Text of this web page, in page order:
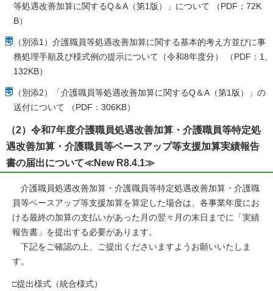
等処遇改善加算に関するQ＆A（第1版）」について （PDF：72K
B）
（別添1）介護職員等処遇改善加算に関する基本的考え方並びに事
務処理手順及び様式例の提示について（令和8年度分） （PDF：1,
132KB）
（別添2）「介護職員等処遇改善加算に関するQ＆A（第1版）」の
送付について （PDF：306KB）
（2）令和7年度介護職員処遇改善加算・介護職員等特定処
遇改善加算・介護職員等ベースアップ等支援加算実績報告
書の届出について≪New R8.4.1≫
介護職員処遇改善加算・介護職員等特定処遇改善加算・介護職
員等ベースアップ等支援加算を算定した場合は、各事業年度にお
ける最終の加算の支払いがあった月の翌々月の末日までに「実績
報告書」を提出する必要があります。
下記をご確認の上、ご提出くださいますようお願いいたしま
す。
□提出様式（統合様式）